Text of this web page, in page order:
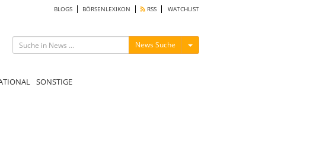
BLOGS BÖRSENLEXIKON RSS WATCHLIST
News Suche Menü ein-/ausblenden
SONSTIGE